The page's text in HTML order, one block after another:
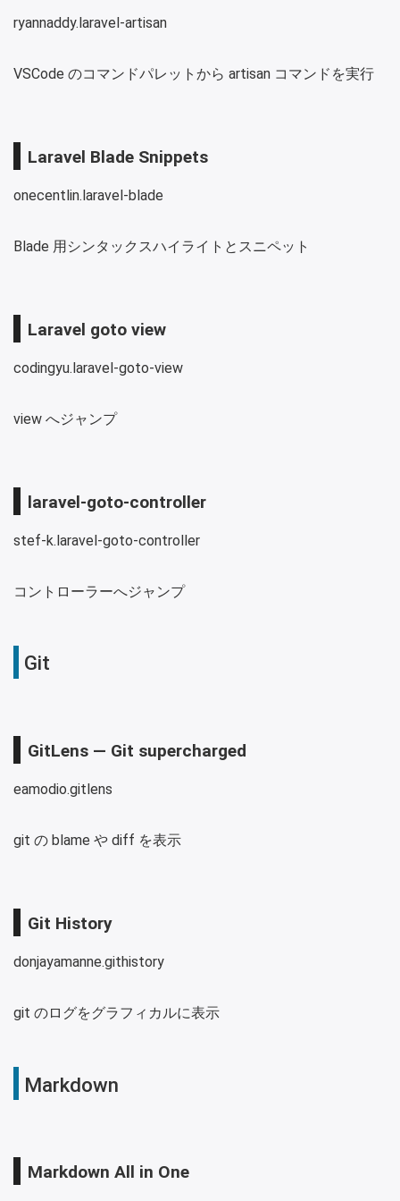
ryannaddy.laravel-artisan
VSCode のコマンドパレットから artisan コマンドを実行
Laravel Blade Snippets
onecentlin.laravel-blade
Blade 用シンタックスハイライトとスニペット
Laravel goto view
codingyu.laravel-goto-view
view へジャンプ
laravel-goto-controller
stef-k.laravel-goto-controller
コントローラーへジャンプ
Git
GitLens — Git supercharged
eamodio.gitlens
git の blame や diff を表示
Git History
donjayamanne.githistory
git のログをグラフィカルに表示
Markdown
Markdown All in One